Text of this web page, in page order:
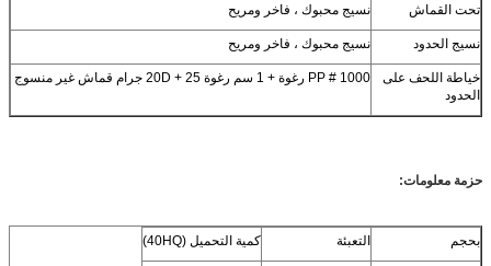
تحت القماش نسيج محبوك ، فاخر ومريح
نسيج الحدود نسيج محبوك ، فاخر ومريح
خياطة اللحف على
الحدود
1000 # PP رغوة + 1 سم رغوة 20D + 25 جرام قماش غير منسوج
حزمة معلومات:
بحجم التعبئة كمية التحميل (40HQ)